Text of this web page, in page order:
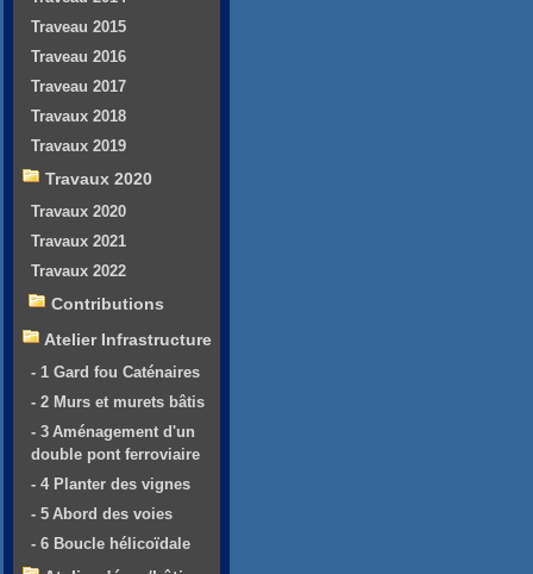
Traveau 2015
Traveau 2016
Traveau 2017
Travaux 2018
Travaux 2019
Travaux 2020
Travaux 2020
Travaux 2021
Travaux 2022
Contributions
Atelier Infrastructure
- 1 Gard fou Caténaires
- 2 Murs et murets bâtis
- 3 Aménagement d'un
double pont ferroviaire
- 4 Planter des vignes
- 5 Abord des voies
- 6 Boucle hélicoïdale